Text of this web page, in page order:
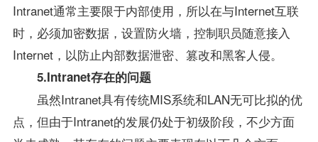
Intranet通常主要限于内部使用，所以在与Internet互联
时，必须加密数据，设置防火墙，控制职员随意接入
Internet，以防止内部数据泄密、篡改和黑客人侵。
5.Intranet存在的问题
虽然Intranet具有传统MIS系统和LAN无可比拟的优
点，但由于Intranet的发展仍处于初级阶段，不少方面